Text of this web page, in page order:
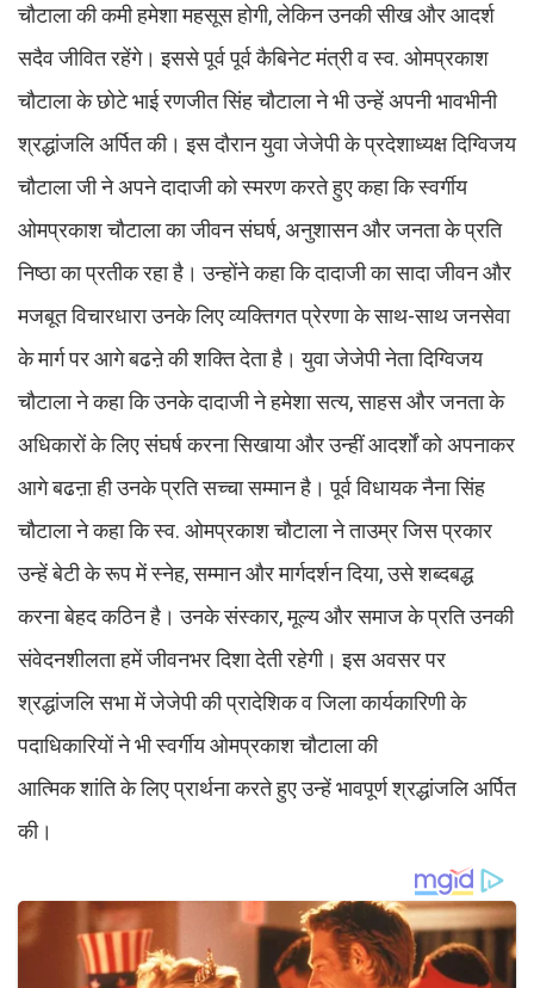
चौटाला की कमी हमेशा महसूस होगी, लेकिन उनकी सीख और आदर्श
सदैव जीवित रहेंगे। इससे पूर्व पूर्व कैबिनेट मंत्री व स्व. ओमप्रकाश
चौटाला के छोटे भाई रणजीत सिंह चौटाला ने भी उन्हें अपनी भावभीनी
श्रद्धांजलि अर्पित की। इस दौरान युवा जेजेपी के प्रदेशाध्यक्ष दिग्विजय
चौटाला जी ने अपने दादाजी को स्मरण करते हुए कहा कि स्वर्गीय
ओमप्रकाश चौटाला का जीवन संघर्ष, अनुशासन और जनता के प्रति
निष्ठा का प्रतीक रहा है। उन्होंने कहा कि दादाजी का सादा जीवन और
मजबूत विचारधारा उनके लिए व्यक्तिगत प्रेरणा के साथ-साथ जनसेवा
के मार्ग पर आगे बढऩे की शक्ति देता है। युवा जेजेपी नेता दिग्विजय
चौटाला ने कहा कि उनके दादाजी ने हमेशा सत्य, साहस और जनता के
अधिकारों के लिए संघर्ष करना सिखाया और उन्हीं आदर्शों को अपनाकर
आगे बढऩा ही उनके प्रति सच्चा सम्मान है। पूर्व विधायक नैना सिंह
चौटाला ने कहा कि स्व. ओमप्रकाश चौटाला ने ताउम्र जिस प्रकार
उन्हें बेटी के रूप में स्नेह, सम्मान और मार्गदर्शन दिया, उसे शब्दबद्ध
करना बेहद कठिन है। उनके संस्कार, मूल्य और समाज के प्रति उनकी
संवेदनशीलता हमें जीवनभर दिशा देती रहेगी। इस अवसर पर
श्रद्धांजलि सभा में जेजेपी की प्रादेशिक व जिला कार्यकारिणी के
पदाधिकारियों ने भी स्वर्गीय ओमप्रकाश चौटाला की
आत्मिक शांति के लिए प्रार्थना करते हुए उन्हें भावपूर्ण श्रद्धांजलि अर्पित
की।